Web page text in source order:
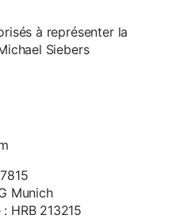
à représenter la
Siebers
Munich
HRB 213215